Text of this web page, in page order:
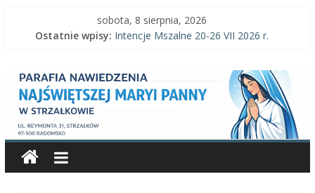
sobota, 8 sierpnia, 2026
Ostatnie wpisy: Intencje Mszalne 20-26 VII 2026 r.
Intencje Mszalne 27 VII-2 VIII 2026 r.
Ogłoszenia parafialne 26 VII 2026 r.
Parafia
Nawiedzenia
Najświętszej